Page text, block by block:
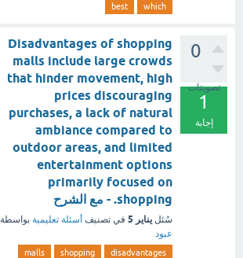
which
best
0
تصويتات
1
إجابة
Disadvantages of shopping
malls include large crowds
that hinder movement, high
prices discouraging
purchases, a lack of natural
ambiance compared to
outdoor areas, and limited
entertainment options
primarily focused on
shopping. - مع الشرح
سُئل يناير 5 في تصنيف أسئلة تعليمية بواسطة
عبود
disadvantages
shopping
malls